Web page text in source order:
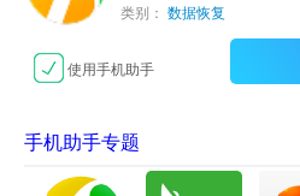
类别： 数据恢复
使用手机助手
手机助手专题